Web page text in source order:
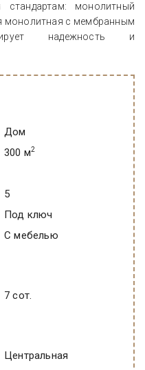
монолитный
монолитная с мембранным
надежность и
Дом
300 м2
5
под ключ
C мебелью
7 сот.
Центральная